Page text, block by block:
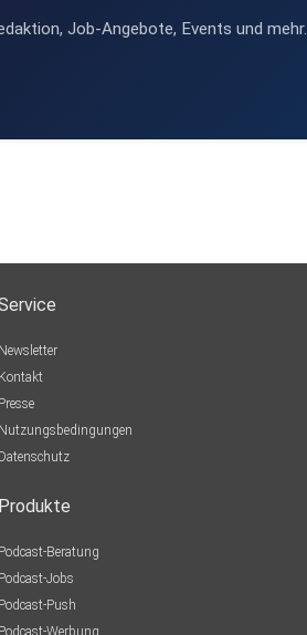
Job-Angebote, Events und mehr.
Newsletter
Kontakt
Presse
Nutzungsbedingungen
Datenschutz
Produkte
Podcast-Beratung
Podcast-Jobs
Podcast-Push
Podcast-Werbung